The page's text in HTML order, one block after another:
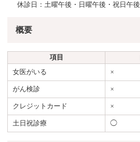
休診日：土曜午後・日曜午後・祝日午後
概要
項目
女医がいる
×
がん検診 ×
クレジットカード ×
土日祝診療 ◯